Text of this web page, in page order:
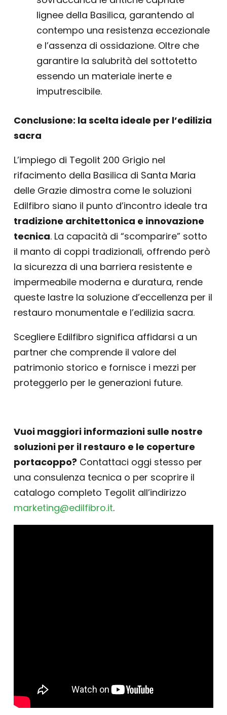
lignee della Basilica, garantendo al
contempo una resistenza eccezionale
e l’assenza di ossidazione. Oltre che
garantire la salubrità del sottotetto
essendo un materiale inerte e
imputrescibile.
Conclusione: la scelta ideale per l’edilizia
sacra
L’impiego di Tegolit 200 Grigio nel
rifacimento della Basilica di Santa Maria
delle Grazie dimostra come le soluzioni
Edilfibro siano il punto d’incontro ideale tra
tradizione architettonica e innovazione
tecnica. La capacità di “scomparire” sotto
il manto di coppi tradizionali, offrendo però
la sicurezza di una barriera resistente e
impermeabile moderna e duratura, rende
queste lastre la soluzione d’eccellenza per il
restauro monumentale e l’edilizia sacra.
Scegliere Edilfibro significa affidarsi a un
partner che comprende il valore del
patrimonio storico e fornisce i mezzi per
proteggerlo per le generazioni future.
Vuoi maggiori informazioni sulle nostre
soluzioni per il restauro e le coperture
portacoppo? Contattaci oggi stesso per
una consulenza tecnica o per scoprire il
catalogo completo Tegolit all’indirizzo
marketing@edilfibro.it.